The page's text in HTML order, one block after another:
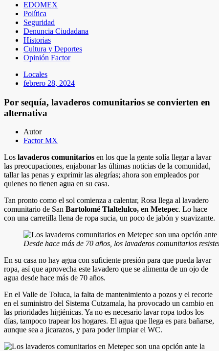
EDOMEX
Política
Seguridad
Denuncia Ciudadana
Historias
Cultura y Deportes
Opinión Factor
Locales
febrero 28, 2024
Por sequía, lavaderos comunitarios se convierten en
alternativa
Autor
Factor MX
Los lavaderos comunitarios en los que la gente solía llegar a lavar
las preocupaciones, enjabonar las últimas noticias de la comunidad,
tallar las penas y exprimir las alegrías; ahora son empleados por
quienes no tienen agua en su casa.
Tan pronto como el sol comienza a calentar, Rosa llega al lavadero
comunitario de San Bartolomé Tlaltelulco, en Metepec. Lo hace
con una carretilla llena de ropa sucia, un poco de jabón y suavizante.
Desde hace más de 70 años, los lavaderos comunitarios
En su casa no hay agua con suficiente presión para que pueda lavar
ropa, así que aprovecha este lavadero que se alimenta de un ojo de
agua desde hace más de 70 años.
En el Valle de Toluca, la falta de mantenimiento a pozos y el recorte
en el suministro del Sistema Cutzamala, ha provocado un cambio en
las prioridades higiénicas. Ya no es necesario lavar ropa todos los
días, tampoco trapear los hogares. El agua que llega es para bañarse,
aunque sea a jicarazos, y para poder limpiar el WC.